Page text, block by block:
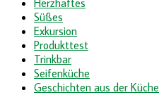
Herzhaftes
Süßes
Exkursion
Produkttest
Trinkbar
Seifenküche
Geschichten aus der Küche